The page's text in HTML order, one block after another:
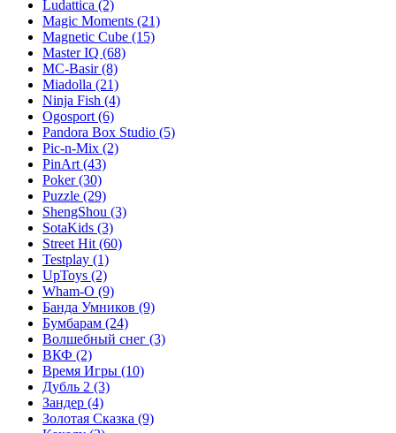
Ludattica (2)
Magic Moments (21)
Magnetic Cube (15)
Master IQ (68)
MC-Basir(8)
Miadolla (21)
Ninja Fish (4)
Ogosport (6)
Pandora Box Studio (5)
Pic-n-Mix (2)
PinArt (43)
Poker(30)
Puzzle (29)
ShengShou (3)
SotaKids (3)
Street Hit (60)
Testplay (1)
UpToys (2)
Wham-O (9)
Банда Умников (9)
Бумбарам (24)
Волшебный снег (3)
ВКФ (2)
Время Игры (10)
Дубль 2 (3)
Зандер (4)
Золотая Сказка (9)